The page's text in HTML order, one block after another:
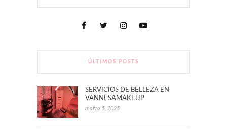
ÚLTIMOS POSTS
SERVICIOS DE BELLEZA EN
VANNESAMAKEUP
marzo 5, 2025